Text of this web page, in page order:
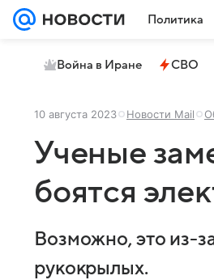
Политика
Война в Иране СВО
10 августа 2023 Новости Mail
Ученые
боятся
Возможно, это из-
рукокрылых.